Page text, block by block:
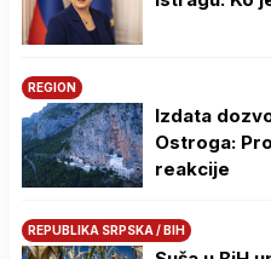
REGION
Izdata
Ostroga:
reakcije
REPUBLIKA SRPSKA / BIH